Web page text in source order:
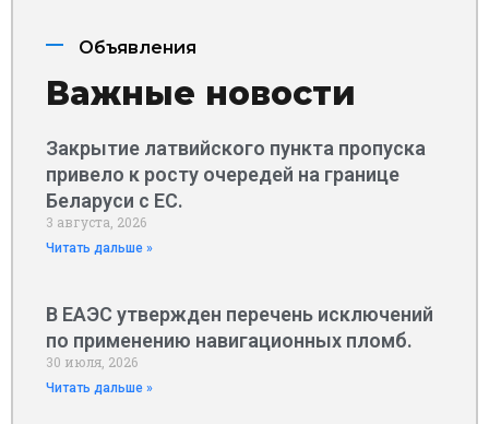
Объявления
Важные новости
Закрытие латвийского пункта пропуска
привело к росту очередей на границе
Беларуси с ЕС.
3 августа, 2026
Читать дальше »
В ЕАЭС утвержден перечень исключений
по применению навигационных пломб.
30 июля, 2026
Читать дальше »